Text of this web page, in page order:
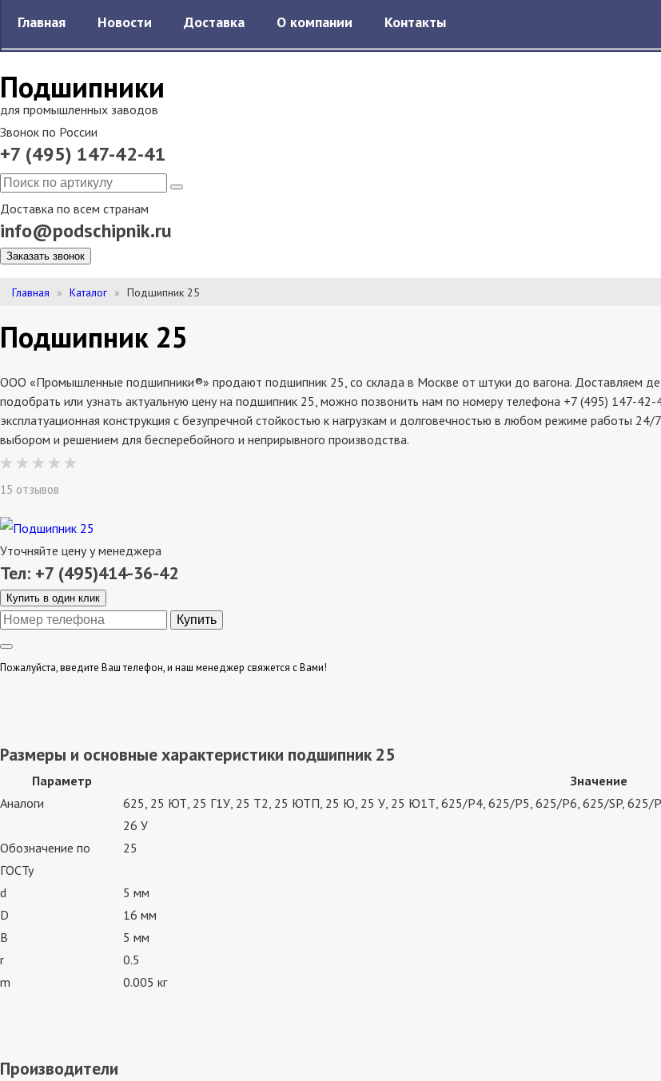
Подшипники
для промышленных заводов
Звонок по России
+7 (495) 147-42-41
Доставка по всем странам
info@podschipnik.ru
Заказать звонок
Главная Новости Доставка О компании Контакты
Главная Каталог Подшипник 25
Подшипник 25
ООО «Промышленные подшипники®» продают подшипник 25, со склада в Москве от штуки до вагона. Доставляем
подобрать или узнать актуальную цену на подшипник 25, можно позвонить нам по номеру телефона +7 (495) 147-
эксплатуационная конструкция с безупречной стойкостью к нагрузкам и долговечностью в любом режиме работы
выбором и решением для бесперебойного и неприрывного производства.
15 отзывов
Уточняйте цену у менеджера
Тел: +7 (495)414-36-42
Купить в один клик
Пожалуйста, введите Ваш телефон, и наш менеджер свяжется с Вами!
Размеры и основные характеристики подшипник 25
Параметр
Значение
Аналоги
625, 25 ЮТ, 25 Г1У, 25 Т2, 25 ЮТП, 25 Ю, 25 У, 25 Ю1Т, 625/P4, 625/P5, 625/P6, 625/SP, 625/
26 У
Обозначение по
ГОСТу
25
d
5 мм
D
16 мм
B
5 мм
r
0.5
m
0.005 кг
Производители